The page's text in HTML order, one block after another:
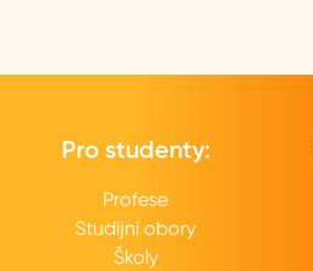
Pro studenty:
Profese
Studijní obory
Školy